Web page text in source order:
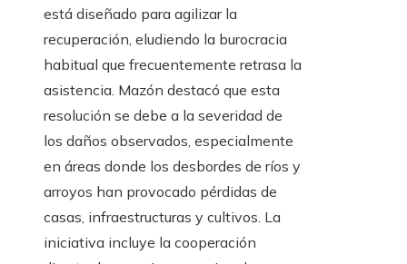
está diseñado para agilizar la
recuperación, eludiendo la burocracia
habitual que frecuentemente retrasa la
asistencia. Mazón destacó que esta
resolución se debe a la severidad de
los daños observados, especialmente
en áreas donde los desbordes de ríos y
arroyos han provocado pérdidas de
casas, infraestructuras y cultivos. La
iniciativa incluye la cooperación